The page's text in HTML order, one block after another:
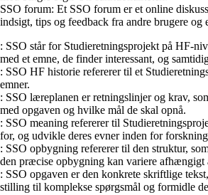
SSO forum: Et SSO forum er et online
indsigt, tips og feedback fra andre brugere og
: SSO står for Studieretningsprojekt på HF-
med et emne, de finder interessant, og
: SSO HF historie refererer til et
emner.
: SSO læreplanen er retningslinjer og krav,
med opgaven og hvilke mål de skal opnå.
: SSO meaning refererer til
for, og udvikle deres evner inden for
: SSO opbygning refererer til den struktur,
den præcise opbygning kan variere afhængigt
: SSO opgaven er den konkrete skriftlige
stilling til komplekse spørgsmål og formidle